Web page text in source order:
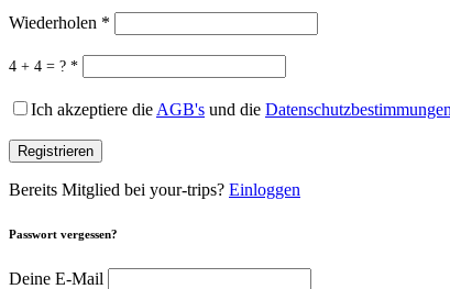
Wiederholen *
4 + 4 = ? *
Ich akzeptiere die AGB's und die Datenschutzbestimmungen
Registrieren
Bereits Mitglied bei your-trips? Einloggen
Passwort vergessen?
Deine E-Mail